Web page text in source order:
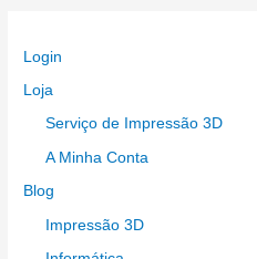
Module:
Energy
Efficiency
Projects
Login
Loja
Serviço de Impressão 3D
A Minha Conta
Blog
Impressão 3D